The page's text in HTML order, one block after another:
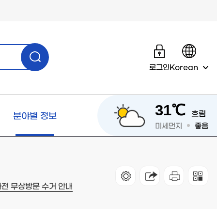
로그인Korean
분야별 정보 31℃ 흐림
미세먼지 좋음
무상방문 수거 안내